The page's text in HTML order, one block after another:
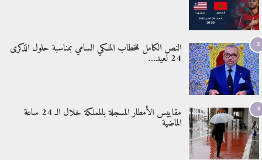
3 النص الكامل للخطاب الملكي السامي بمناسبة حلول الذكرى
24 لعيد…
4 مقاييس الأمطار المسجلة بالمملكة خلال الـ 24 ساعة
الماضية